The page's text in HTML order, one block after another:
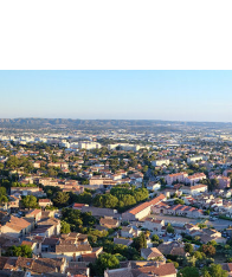
pare-brise Vitrolles